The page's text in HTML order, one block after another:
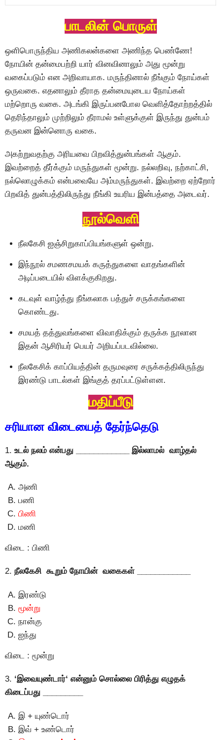
பாடலின் பொருள்
ஒளிபொருந்திய அணிகலன்களை அணிந்த பெண்ணே!
நோயின் தன்மைபற்றி யார் வினவினாலும் அது மூன்று
வகைப்படும் என அறிவாயாக. மருந்தினால் நீங்கும் நோய்கள்
ஒருவகை. எதனாலும் தீராத தன்மையுடைய நோய்கள்
மற்றொரு வகை. அடங்கி இருப்பனபோல வெளித்தோற்றத்தில்
தெரிந்தாலும் முற்றிலும் தீராமல் உள்ளுக்குள் இருந்து துன்பம்
தருவன இன்னொரு வகை.
அகற்றுவதற்கு அரியவை பிறவித்துன்பங்கள் ஆகும்.
இவற்றைத் தீர்க்கும் மருந்துகள் மூன்று. நல்லறிவு, நற்காட்சி,
நல்லொழுக்கம் என்பவையே அம்மருந்துகள். இவற்றை ஏற்றோர்
பிறவித் துன்பத்திலிருந்து நீங்கி உயரிய இன்பத்தை அடைவர்.
நூல்வெளி
நீலகேசி ஐஞ்சிறுகாப்பியங்களுள் ஒன்று.
இந்நூல் சமணசமயக் கருத்துகளை வாதங்களின்
அடிப்படையில் விளக்குகிறது.
கடவுள் வாழ்த்து நீங்கலாக பத்துச் சருக்கங்களை
கொண்டது.
சமயத் தத்துவங்களை விவாதிக்கும் தருக்க நூலான
இதன் ஆசிரியர் பெயர் அறியப்படவில்லை.
நீலகேசிக் காப்பியத்தின் தருமவுரை சருக்கத்திலிருந்து
இரண்டு பாடல்கள் இங்குத் தரப்பட்டுள்ளன.
மதிப்பீடு
சரியான விடையைத் தேர்ந்தெடு
1. உடல் நலம் என்பது ____________ இல்லாமல் வாழ்தல்
ஆகும்.
அணி
பணி
பிணி
மணி
விடை : பிணி
2. நீலகேசி கூறும் நோயின் வகைகள் ____________
இரண்டு
மூன்று
நான்கு
ஐந்து
விடை : மூன்று
3. ‘இவையுண்டார்‘ என்னும் சொல்லை பிரித்து எழுதக்
கிடைப்பது _________
இ + யுண்டொர்
இவ் + உண்டொர்